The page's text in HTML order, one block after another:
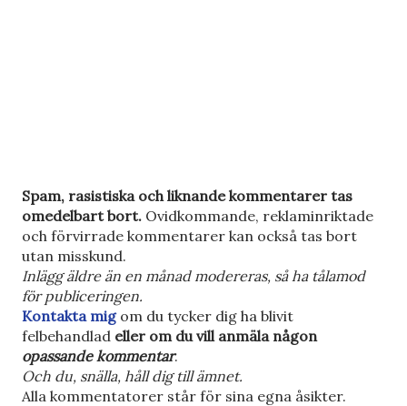
S
k
i
c
k
a
e
n
k
o
m
Spam, rasistiska och liknande kommentarer tas
omedelbart bort. Ovidkommande, reklaminriktade
och förvirrade kommentarer kan också tas bort
utan misskund.
Inlägg äldre än en månad modereras, så ha tålamod
för publiceringen.
Kontakta migom du tycker dig ha blivit
felbehandlad eller om du vill anmäla någon
opassande kommentar.
Och du, snälla, håll dig till ämnet.
Alla kommentatorer står för sina egna åsikter.